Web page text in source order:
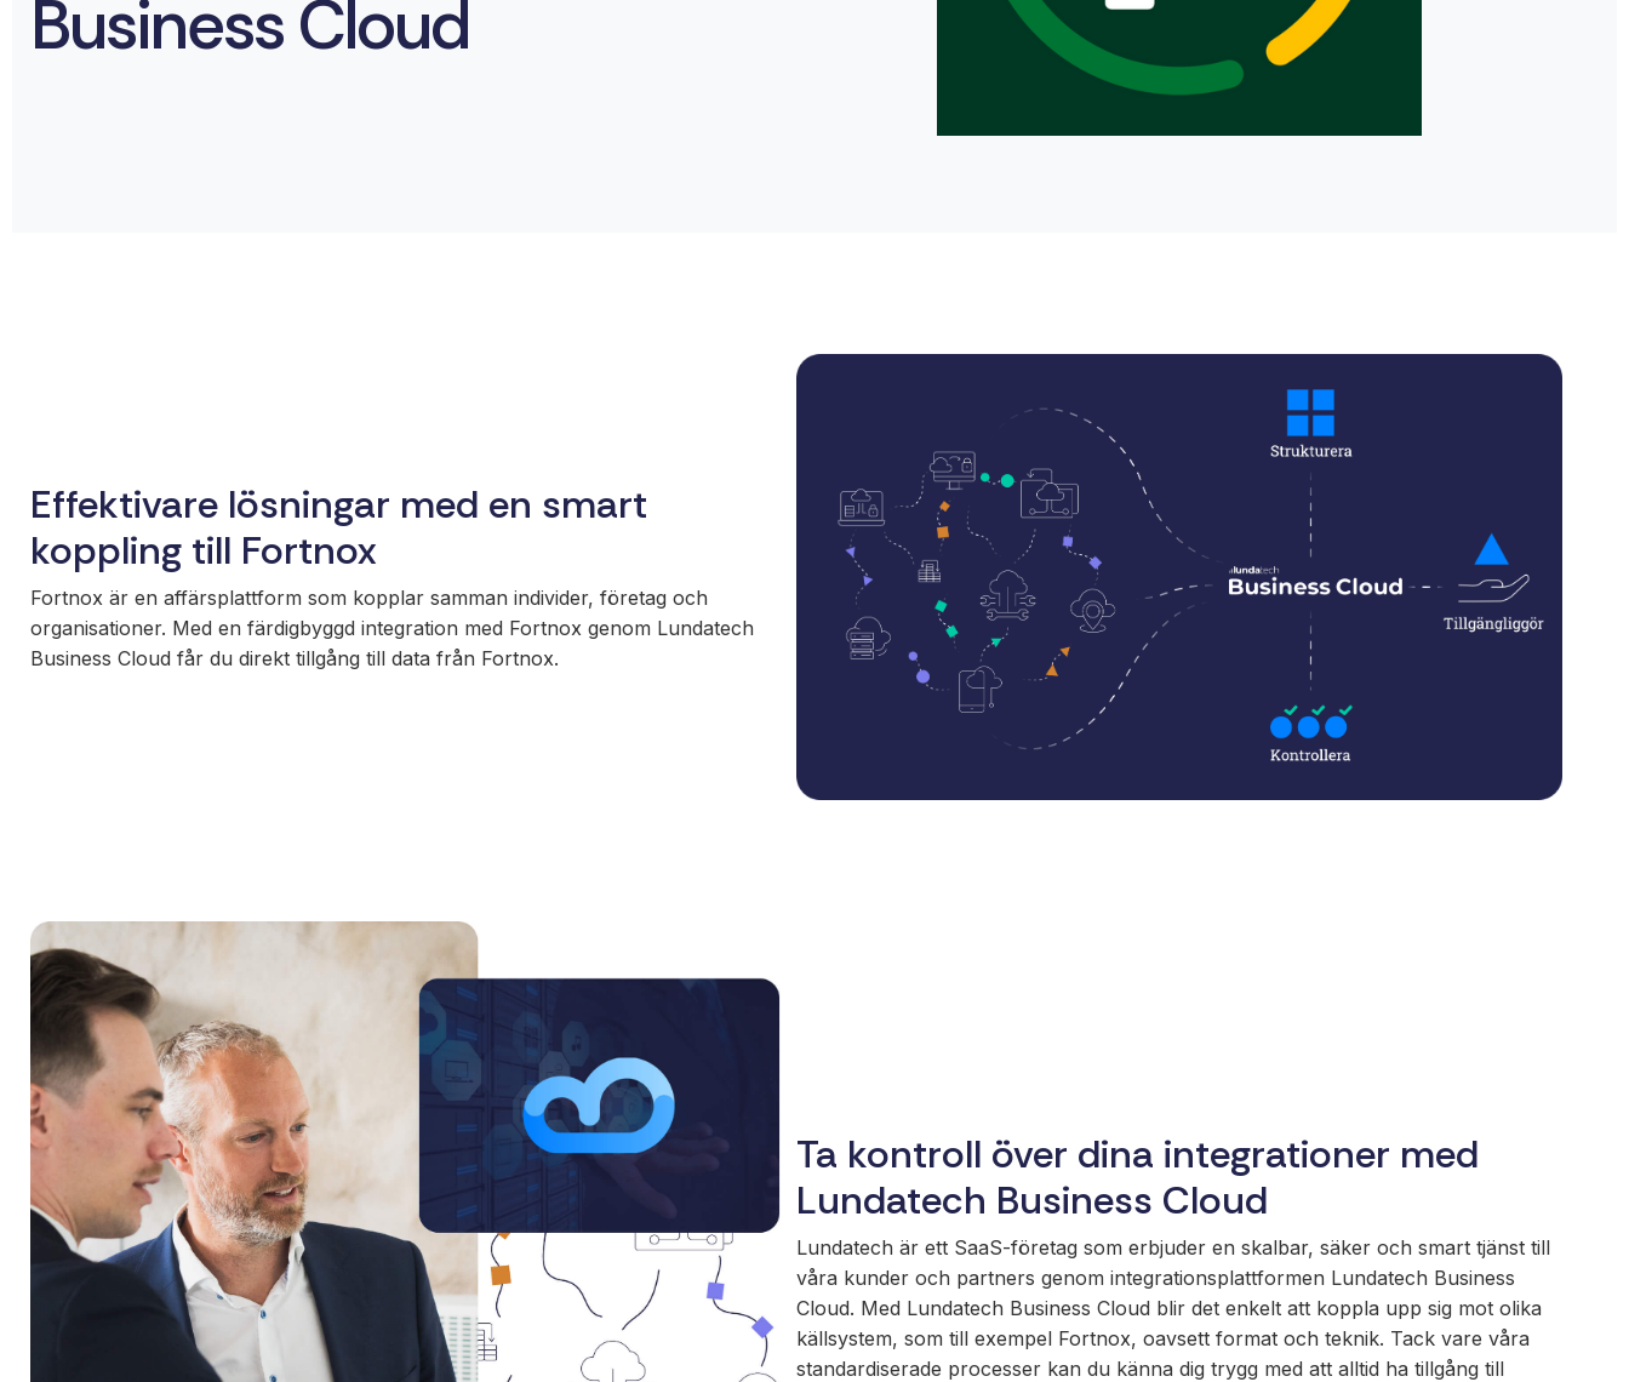
Business Cloud
Effektivare lösningar med en smart
koppling till Fortnox
Fortnox är en affärsplattform som kopplar samman individer, företag och
organisationer. Med en färdigbyggd integration med Fortnox genom Lundatech
Business Cloud får du direkt tillgång till data från Fortnox.
Ta kontroll över dina integrationer med
Lundatech Business Cloud
Lundatech är ett SaaS-företag som erbjuder en skalbar, säker och smart tjänst till
våra kunder och partners genom integrationsplattformen Lundatech Business
Cloud. Med Lundatech Business Cloud blir det enkelt att koppla upp sig mot olika
källsystem, som till exempel Fortnox, oavsett format och teknik. Tack vare våra
standardiserade processer kan du känna dig trygg med att alltid ha tillgång till